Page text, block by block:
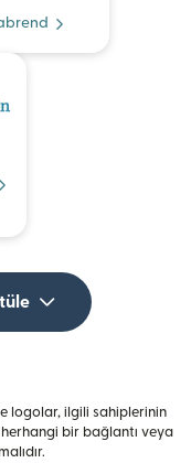
logolar, ilgili sahiplerinin
herhangi bir bağlantı veya